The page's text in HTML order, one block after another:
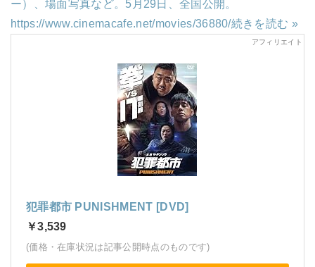
ー）、場面写真など。5月29日、全国公開。
https://www.cinemacafe.net/movies/36880/続きを読む »
犯罪都市 PUNISHMENT [DVD]
￥3,539
(価格・在庫状況は記事公開時点のものです)